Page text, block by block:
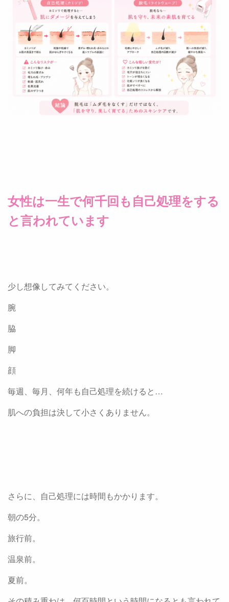
女性は一生で何千回も自己処理をする
と言われています
少し想像してみてください。
腕
脇
脚
顔
毎週、毎月、何年も自己処理を続けると…
肌への負担は決して小さくありません。
さらに、自己処理には時間もかかります。
朝の5分。
旅行前。
温泉前。
夏前。